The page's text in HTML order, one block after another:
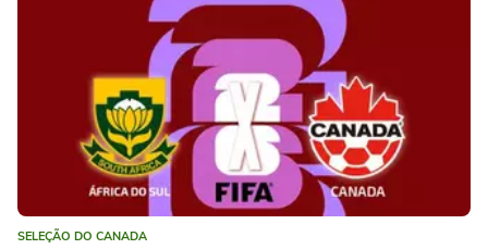
SELEÇÃO DO CANADA